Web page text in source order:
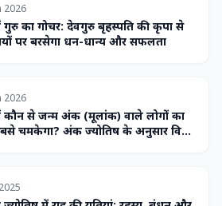
2026
गुरु का गोचर: देवगुरु बृहस्पति की कृपा से
पर बरसेगा धन-धान्य और सफलता
2026
कौन से जन्म अंक (मूलांक) वाले लोगों का
चमकेगा? अंक ज्योतिष के अनुसार विशेष